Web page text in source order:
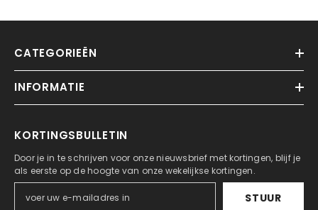
CATEGORIEËN
INFORMATIE
KORTINGSBULLETIN
Door je in te schrijven voor onze nieuwsbrief met kortingen, blijf je
als eerste op de hoogte van onze wekelijkse kortingen.
STUUR